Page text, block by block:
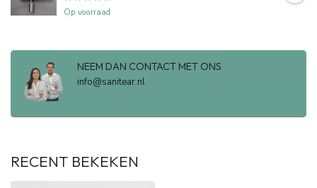
Op voorraad
NEEM DAN CONTACT MET ONS
info@sanitear.nl
RECENT BEKEKEN